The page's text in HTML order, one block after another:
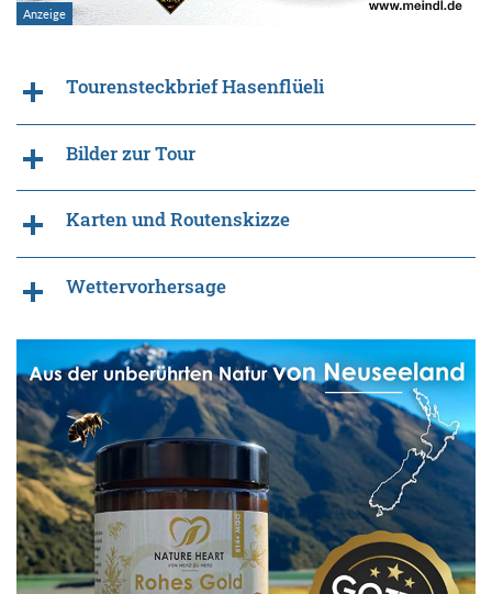
Tourensteckbrief Hasenflüeli
Bilder zur Tour
Karten und Routenskizze
Wettervorhersage